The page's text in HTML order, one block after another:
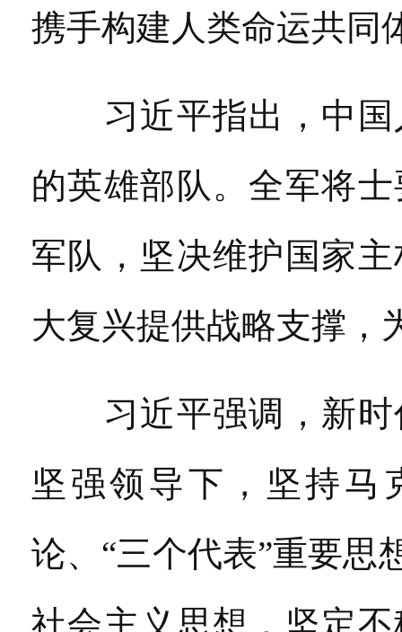
携手构建人类命运共同
习近平指出，中国
的英雄部队。全军将
军队，坚决维护国家
大复兴提供战略支撑，
习近平强调，新时
坚强领导下，坚持马
论、“三个代表”重要思
社会主义思想，坚定